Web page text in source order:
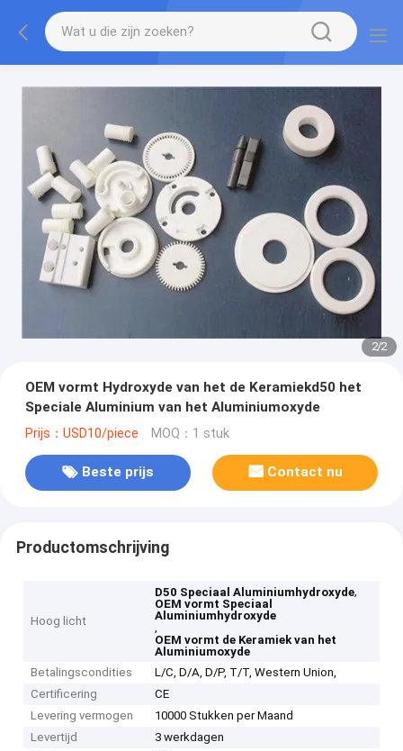
2/2
OEM vormt Hydroxyde van het de Keramiekd50 het
Speciale Aluminium van het Aluminiumoxyde
Prijs：USD10/piece MOQ：1 stuk
Beste prijs Contact nu
Productomschrijving
Hoog licht
D50 Speciaal Aluminiumhydroxyde,
OEM vormt Speciaal
Aluminiumhydroxyde
,
OEM vormt de Keramiek van het
Aluminiumoxyde
Betalingscondities
L/C, D/A, D/P, T/T, Western Union,
Certificering
CE
Levering vermogen
10000 Stukken per Maand
Levertijd
3 werkdagen